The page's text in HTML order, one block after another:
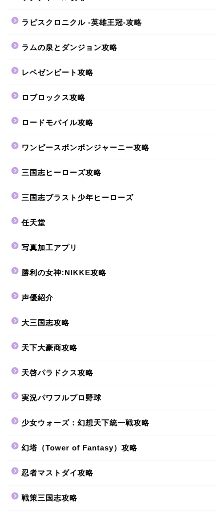
ラピスクロニクル -英雄王冠-攻略
ラムの泉とダンジョン攻略
レペゼンビート攻略
ロブロックス攻略
ロードモバイル攻略
ワンピースボンボンジャーニー攻略
三国志ヒーローズ攻略
三国志ブラスト少年ヒーローズ
任天堂
写真加工アプリ
勝利の女神:NIKKE攻略
声優紹介
大三国志攻略
天下大豪商攻略
天啓パラドクス攻略
実況パワフルプロ野球
少女ウォーズ：幻想天下統一戦攻略
幻塔（Tower of Fantasy）攻略
忍者マストダイ攻略
戦策三国志攻略